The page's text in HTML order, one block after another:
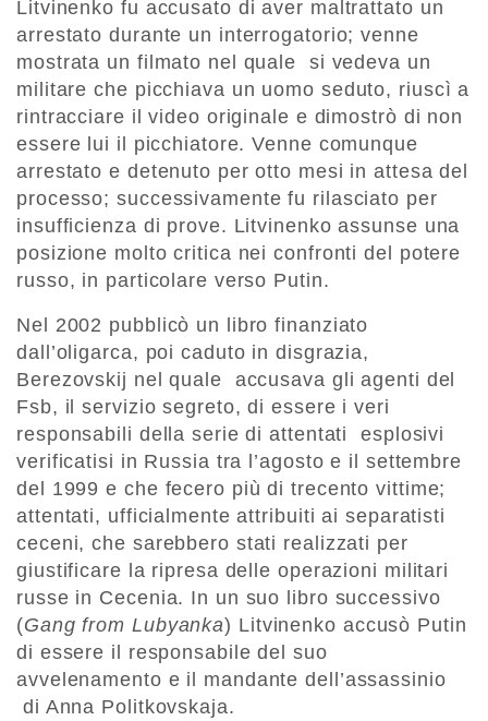
Litvinenko fu accusato di aver maltrattato un
arrestato durante un interrogatorio; venne
mostrata un filmato nel quale si vedeva un
militare che picchiava un uomo seduto, riuscì a
rintracciare il video originale e dimostrò di non
essere lui il picchiatore. Venne comunque
arrestato e detenuto per otto mesi in attesa del
processo; successivamente fu rilasciato per
insufficienza di prove. Litvinenko assunse una
posizione molto critica nei confronti del potere
russo, in particolare verso Putin.
Nel 2002 pubblicò un libro finanziato
dall’oligarca, poi caduto in disgrazia,
Berezovskij nel quale accusava gli agenti del
Fsb, il servizio segreto, di essere i veri
responsabili della serie di attentati esplosivi
verificatisi in Russia tra l’agosto e il settembre
del 1999 e che fecero più di trecento vittime;
attentati, ufficialmente attribuiti ai separatisti
ceceni, che sarebbero stati realizzati per
giustificare la ripresa delle operazioni militari
russe in Cecenia. In un suo libro successivo
(Gang from Lubyanka) Litvinenko accusò Putin
di essere il responsabile del suo
avvelenamento e il mandante dell’assassinio
di Anna Politkovskaja.